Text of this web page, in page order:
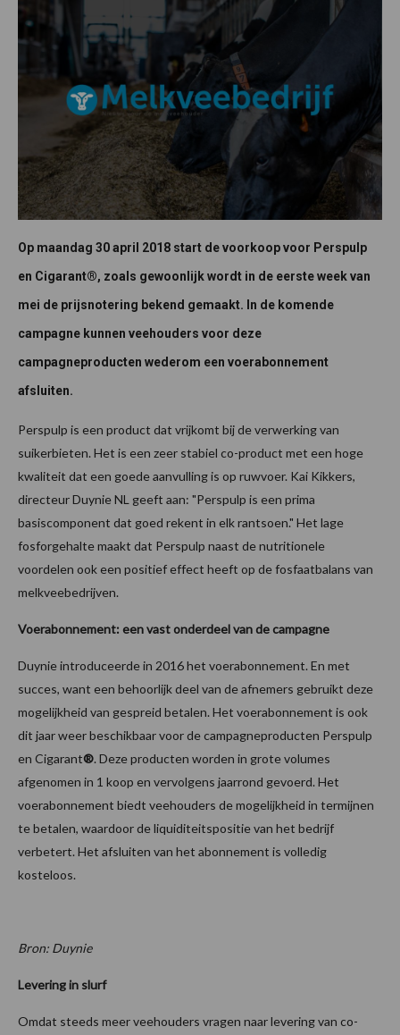
Op maandag 30 april 2018 start de voorkoop voor Perspulp
en Cigarant®, zoals gewoonlijk wordt in de eerste week van
mei de prijsnotering bekend gemaakt. In de komende
campagne kunnen veehouders voor deze
campagneproducten wederom een voerabonnement
afsluiten.
Perspulp is een product dat vrijkomt bij de verwerking van
suikerbieten. Het is een zeer stabiel co-product met een hoge
kwaliteit dat een goede aanvulling is op ruwvoer. Kai Kikkers,
directeur Duynie NL geeft aan: "Perspulp is een prima
basiscomponent dat goed rekent in elk rantsoen." Het lage
fosforgehalte maakt dat Perspulp naast de nutritionele
voordelen ook een positief effect heeft op de fosfaatbalans van
melkveebedrijven.
Voerabonnement: een vast onderdeel van de campagne
Duynie introduceerde in 2016 het voerabonnement. En met
succes, want een behoorlijk deel van de afnemers gebruikt deze
mogelijkheid van gespreid betalen. Het voerabonnement is ook
dit jaar weer beschikbaar voor de campagneproducten Perspulp
en Cigarant®. Deze producten worden in grote volumes
afgenomen in 1 koop en vervolgens jaarrond gevoerd. Het
voerabonnement biedt veehouders de mogelijkheid in termijnen
te betalen, waardoor de liquiditeitspositie van het bedrijf
verbetert. Het afsluiten van het abonnement is volledig
kosteloos.
Bron: Duynie
Levering in slurf
Omdat steeds meer veehouders vragen naar levering van co-